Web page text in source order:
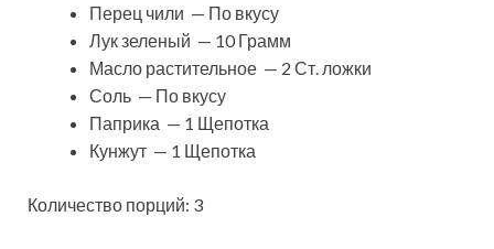
Перец чили — По вкусу
Лук зеленый — 10 Грамм
Масло растительное — 2 Ст. ложки
Соль — По вкусу
Паприка — 1 Щепотка
Кунжут — 1 Щепотка
Количество порций: 3